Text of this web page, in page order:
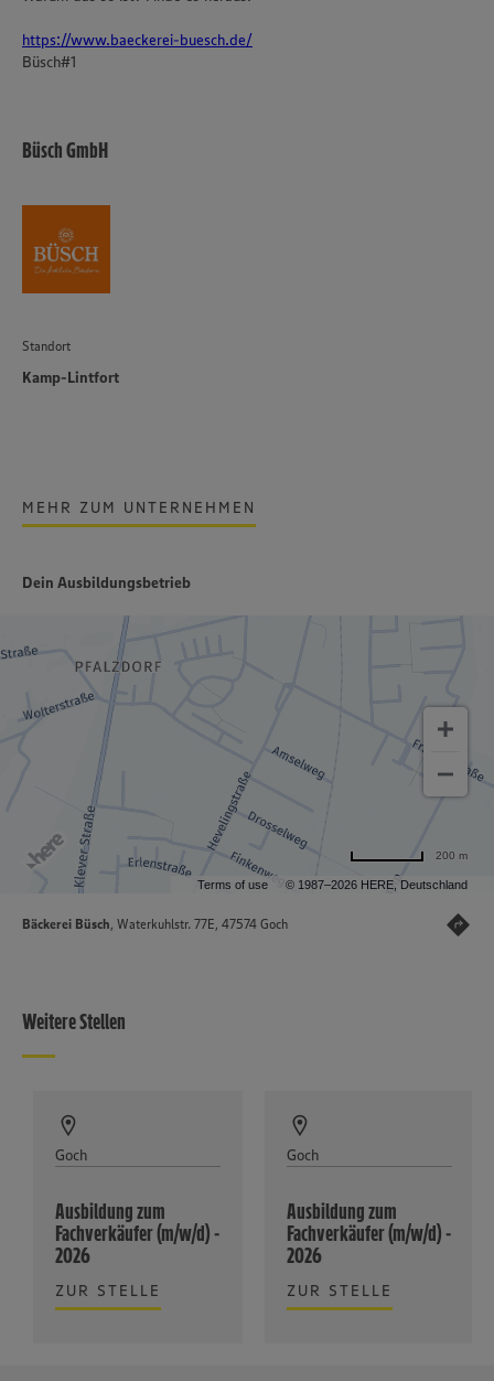
https://www.baeckerei-buesch.de/
Büsch#1
Büsch GmbH
Standort
Kamp-Lintfort
MEHR ZUM UNTERNEHMEN
Dein Ausbildungsbetrieb
Terms of use © 1987–2026 HERE, Deutschland
200 m
Bäckerei Büsch, Waterkuhlstr. 77E, 47574 Goch
Weitere Stellen
Goch
Ausbildung zum
Fachverkäufer (m/w/d) -
2026
ZUR STELLE
Goch
Ausbildung zum
Fachverkäufer (m/w/d) -
2026
ZUR STELLE